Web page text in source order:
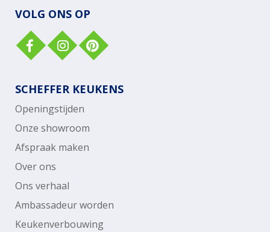
VOLG ONS OP
SCHEFFER KEUKENS
Openingstijden
Onze showroom
Afspraak maken
Over ons
Ons verhaal
Ambassadeur worden
Keukenverbouwing